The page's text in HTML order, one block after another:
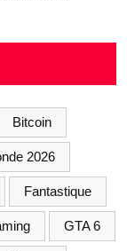
Bitcoin
2026
Fantastique
GTA 6